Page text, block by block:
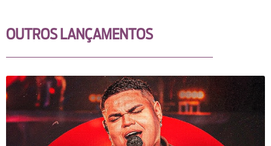
OUTROS LANÇAMENTOS